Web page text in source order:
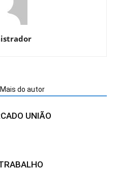
Mais do autor
UNIÃO